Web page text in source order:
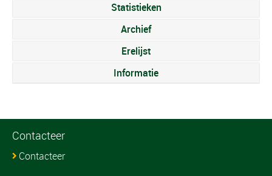
Statistieken
Archief
Erelijst
Informatie
Contacteer
Contacteer